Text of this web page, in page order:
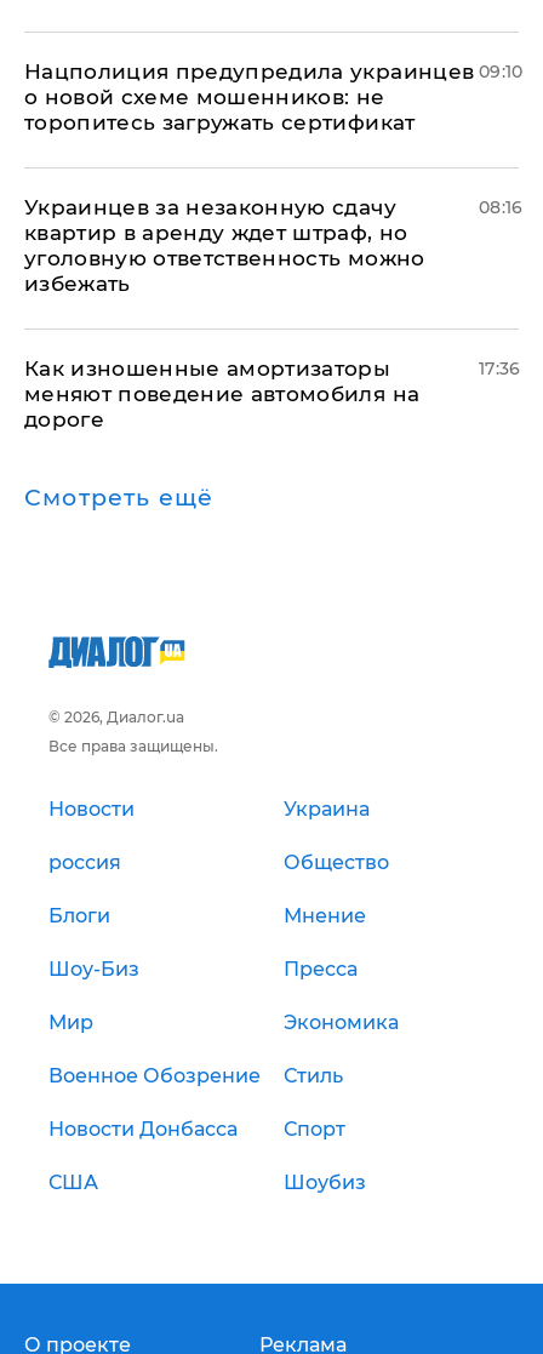
Нацполиция предупредила украинцев
о новой схеме мошенников: не
торопитесь загружать сертификат
09:10
Украинцев за незаконную сдачу
квартир в аренду ждет штраф, но
уголовную ответственность можно
избежать
08:16
Как изношенные амортизаторы
меняют поведение автомобиля на
дороге
17:36
Смотреть ещё
© 2026, Диалог.ua
Все права защищены.
Новости Украина
россия Общество
Блоги Мнение
Шоу-Биз Пресса
Мир Экономика
Военное Обозрение Стиль
Новости Донбасса Спорт
США Шоубиз
О проекте Реклама